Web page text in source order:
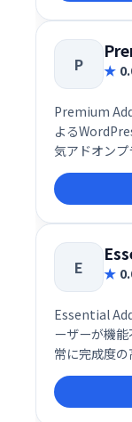
間で効率的
ています。
P
Premium
よる
気アドオン
ォーマンス
す。無料版と
テナテンプ
り、ノーコ
ーに構築可能
E
Essential
ーザーが機
常に完成度
ェッショナ
率的に活用し
のあるアド